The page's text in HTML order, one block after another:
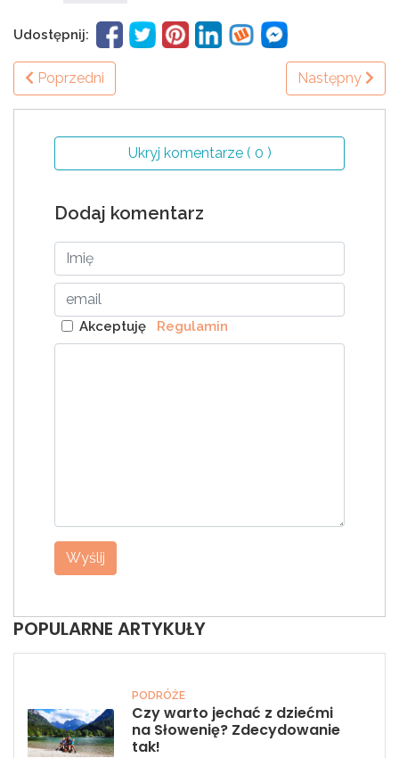
Udostępnij:
Poprzedni Następny
Ukryj komentarze ( 0 )
Dodaj komentarz
Akceptuję Regulamin
Wyślij
POPULARNE ARTYKUŁY
PODRÓŻE
Czy warto jechać z dziećmi
na Słowenię? Zdecydowanie
tak!